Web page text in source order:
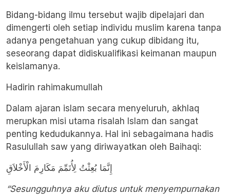
Bidang-bidang ilmu tersebut wajib dipelajari dan
dimengerti oleh setiap individu muslim karena tanpa
adanya pengetahuan yang cukup dibidang itu,
seseorang dapat didiskualifikasi keimanan maupun
keislamanya.
Hadirin rahimakumullah
Dalam ajaran islam secara menyeluruh, akhlaq
merupkan misi utama risalah Islam dan sangat
penting kedudukannya. Hal ini sebagaimana hadis
Rasulullah saw yang diriwayatkan oleh Baihaqi:
إِنَّمَا بُعِثْتُ لِأُتَمِّمَ مَكَارِمَ الْأَخْلاَقِ
“Sesungguhnya aku diutus untuk menyempurnakan